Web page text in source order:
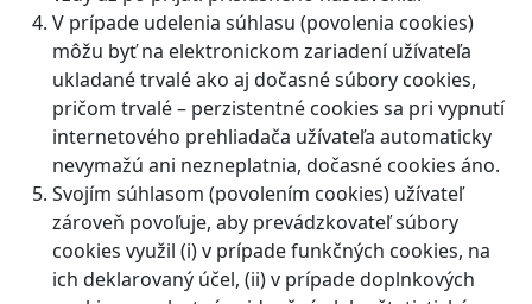
V prípade udelenia súhlasu (povolenia cookies)
môžu byť na elektronickom zariadení užívateľa
ukladané trvalé ako aj dočasné súbory cookies,
pričom trvalé – perzistentné cookies sa pri vypnutí
internetového prehliadača užívateľa automaticky
nevymažú ani nezneplatnia, dočasné cookies áno.
Svojím súhlasom (povolením cookies) užívateľ
zároveň povoľuje, aby prevádzkovateľ súbory
cookies využil (i) v prípade funkčných cookies, na
ich deklarovaný účel, (ii) v prípade doplnkových